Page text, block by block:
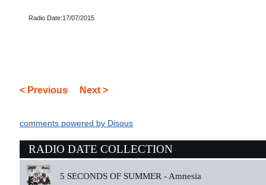
Radio Date:17/07/2015
< Previous Next >
comments powered by Disqus
RADIO DATE COLLECTION
5 SECONDS OF SUMMER - Amnesia